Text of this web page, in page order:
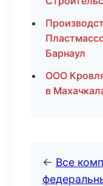
Барнаул
ООО
в
← Все